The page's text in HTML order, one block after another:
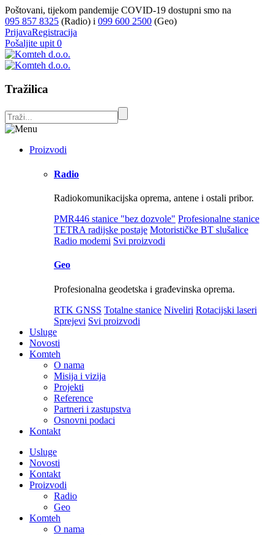
Poštovani, tijekom pandemije COVID-19 dostupni smo na
095 857 8325 (Radio) i 099 600 2500 (Geo)
PrijavaRegistracija
Pošaljite upit 0
Tražilica
Proizvodi
Radio
Radiokomunikacijska oprema, antene i ostali pribor.
PMR446 stanice "bez dozvole" Profesionalne stanice
TETRA radijske postaje Motorističke BT slušalice
Radio modemi Svi proizvodi
Geo
Profesionalna geodetska i građevinska oprema.
RTK GNSS Totalne stanice Niveliri Rotacijski laseri
Sprejevi Svi proizvodi
Usluge
Novosti
Komteh
O nama
Misija i vizija
Projekti
Reference
Partneri i zastupstva
Osnovni podaci
Kontakt
Usluge
Novosti
Kontakt
Proizvodi
Radio
Geo
Komteh
O nama